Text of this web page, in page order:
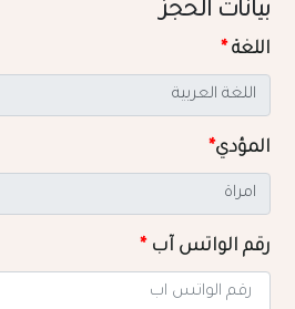
بيانات الحجز
اللغة*
المؤدي*
رقم الواتس آب*